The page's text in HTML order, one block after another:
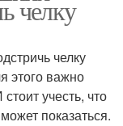
челку
челку
этого важно
учесть, что
показаться.